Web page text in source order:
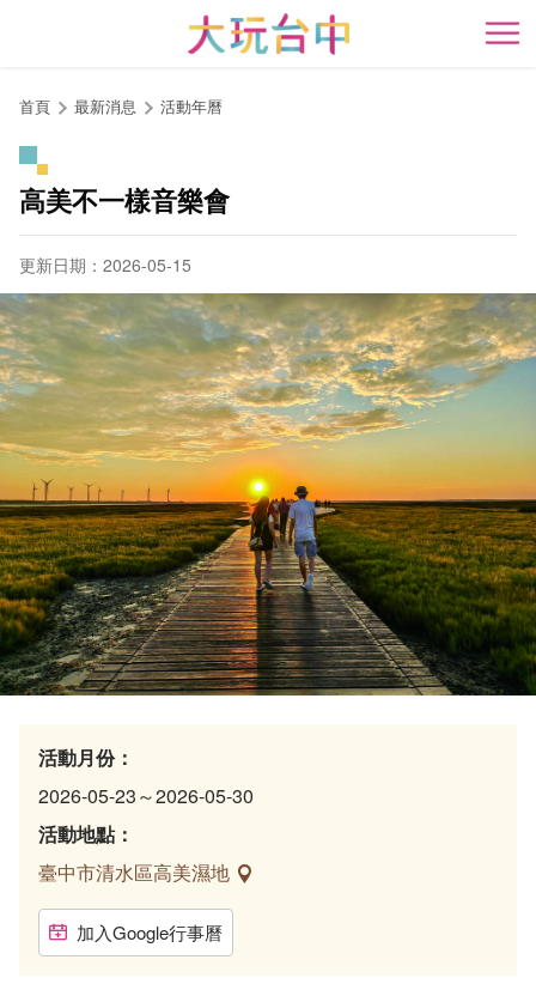
開
首頁 最新消息 活動年曆
高美不一樣音樂會
更新日期：2026-05-15
活動月份：
2026-05-23～2026-05-30
活動地點：
臺中市清水區高美濕地
加入Google行事曆